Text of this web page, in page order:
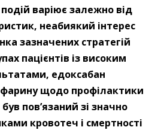
варіює залежно від
неабиякий інтерес
зазначених стратегій
пацієнтів із високим
едоксабан
щодо профілактики
пов’язаний зі значно
кровотеч і смертності